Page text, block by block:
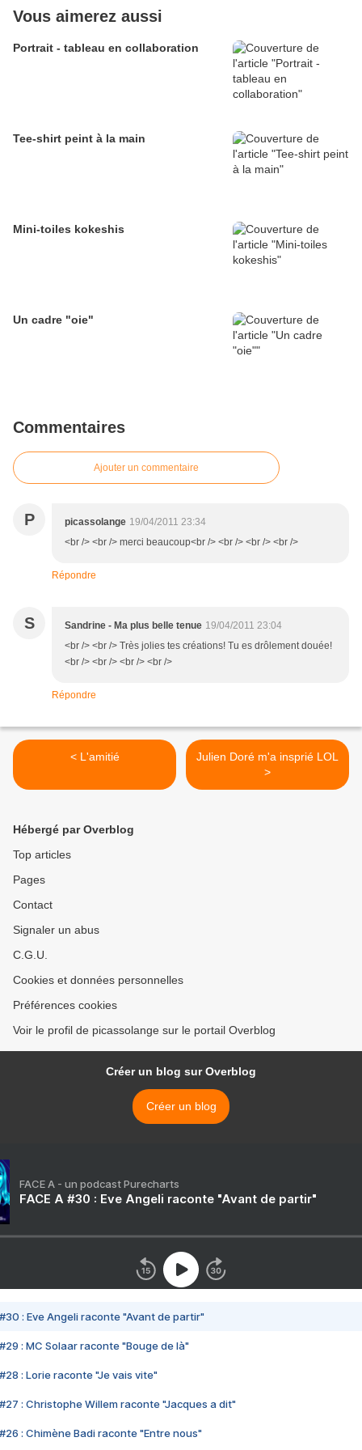
Vous aimerez aussi
Portrait - tableau en collaboration
Tee-shirt peint à la main
Mini-toiles kokeshis
Un cadre "oie"
Commentaires
Ajouter un commentaire
P picassolange 19/04/2011 23:34
<br /> <br /> merci beaucoup<br /> <br /> <br /> <br />
Répondre
S Sandrine - Ma plus belle tenue 19/04/2011 23:04
<br /> <br /> Très jolies tes créations! Tu es drôlement douée!
<br /> <br /> <br /> <br />
Répondre
< L'amitié
Julien Doré m'a insprié LOL
>
Hébergé par Overblog
Top articles
Pages
Contact
Signaler un abus
C.G.U.
Cookies et données personnelles
Préférences cookies
Voir le profil de picassolange sur le portail Overblog
Créer un blog sur Overblog
Créer un blog
FACE A - un podcast Purecharts
FACE A #30 : Eve Angeli raconte "Avant de partir"
#30 : Eve Angeli raconte "Avant de partir"
#29 : MC Solaar raconte "Bouge de là"
#28 : Lorie raconte "Je vais vite"
#27 : Christophe Willem raconte "Jacques a dit"
#26 : Chimène Badi raconte "Entre nous"